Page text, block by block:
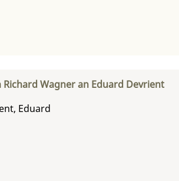
Wagner an Eduard Devrient
Eduard